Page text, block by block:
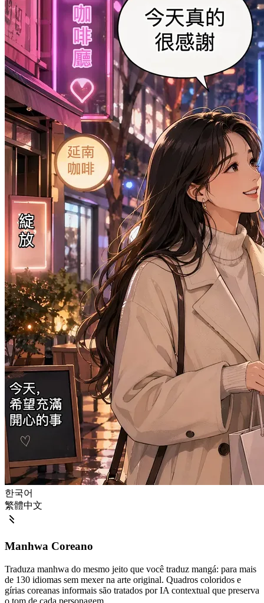
한국어
繁體中文
Manhwa Coreano
Traduza manhwa do mesmo jeito que você traduz mangá: para mais
de 130 idiomas sem mexer na arte original. Quadros coloridos e
gírias coreanas informais são tratados por IA contextual que preserva
o tom de cada personagem.